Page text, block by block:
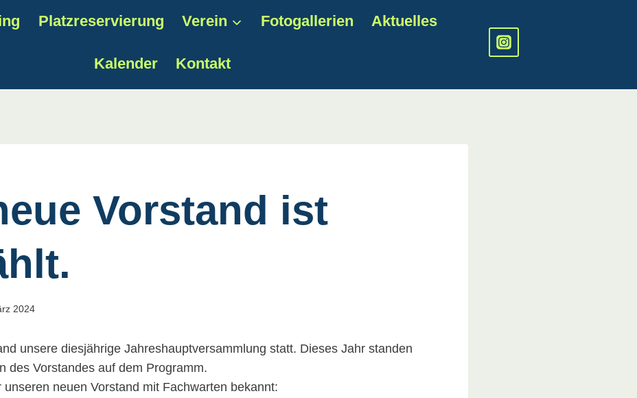
Platzreservierung Verein Fotogallerien Aktuelles
Kalender Kontakt
Vorstand ist
2024
unsere diesjährige Jahreshauptversammlung statt. Dieses Jahr standen
des Vorstandes auf dem Programm.
unseren neuen Vorstand mit Fachwarten bekannt: